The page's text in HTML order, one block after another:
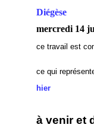
Diégèse
mercredi 14
ce travail est
ce qui
hier
à venir et